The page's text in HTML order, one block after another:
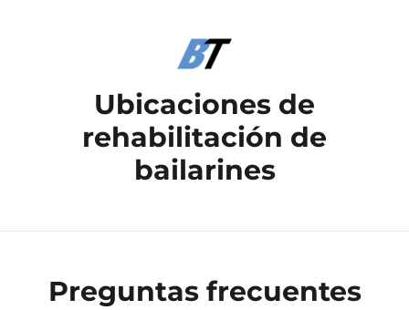
Ubicaciones de
rehabilitación de
bailarines
Preguntas frecuentes